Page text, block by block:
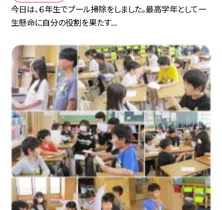
今日は、６年生でプール掃除をしました。最高学年として一
生懸命に自分の役割を果たす...